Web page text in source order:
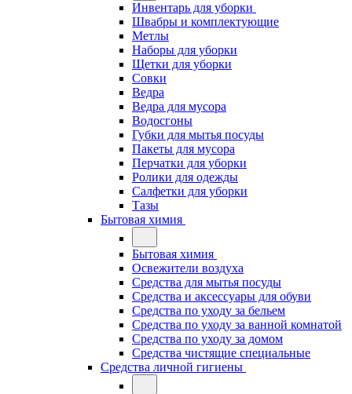
Инвентарь для уборки
Швабры и комплектующие
Метлы
Наборы для уборки
Щетки для уборки
Совки
Ведра
Ведра для мусора
Водосгоны
Губки для мытья посуды
Пакеты для мусора
Перчатки для уборки
Ролики для одежды
Салфетки для уборки
Тазы
Бытовая химия
Бытовая химия
Освежители воздуха
Средства для мытья посуды
Средства и аксессуары для обуви
Средства по уходу за бельем
Средства по уходу за ванной комнатой
Средства по уходу за домом
Средства чистящие специальные
Средства личной гигиены